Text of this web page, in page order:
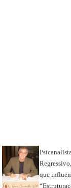
que